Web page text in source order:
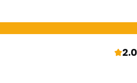
2.0